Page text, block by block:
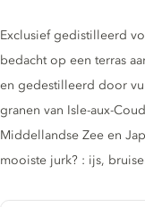
Gin description
Exclusief gedistilleerd
bedacht op een terras
en gedestilleerd door
granen van Isle-aux-
Middellandse Zee en
mooiste jurk? : ijs,